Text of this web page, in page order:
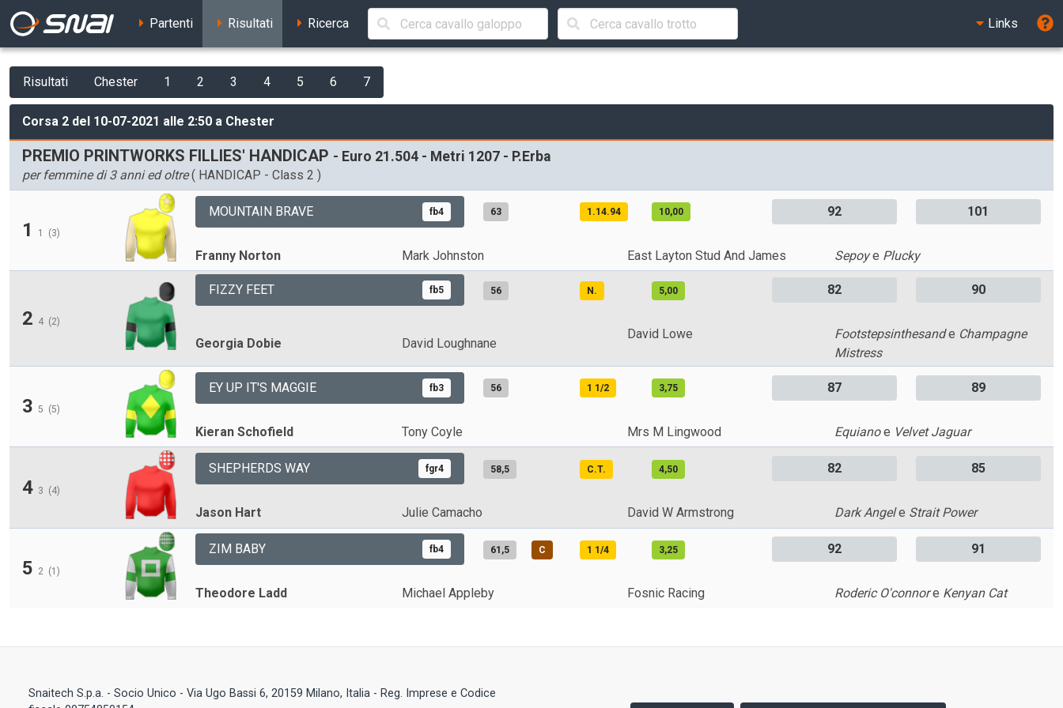
Partenti Risultati Ricerca Links
Risultati Chester 1 2 3 4 5 6 7
Corsa 2 del 10-07-2021 alle 2:50 a Chester
PREMIO PRINTWORKS FILLIES' HANDICAP - Euro 21.504 - Metri 1207 - P.Erba
per femmine di 3 anni ed oltre( HANDICAP - Class 2 )
1 1 (3)
MOUNTAIN BRAVE fb4 63 1.14.94 10,00 92 101
Franny Norton Mark Johnston East Layton Stud And James Sepoye Plucky
2 4 (2)
FIZZY FEET fb5 56 N. 5,00 82 90
Georgia Dobie David Loughnane
David Lowe Footstepsinthesande Champagne
Mistress
3 5 (5)
EY UP IT'S MAGGIE fb3 56 1 1/2 3,75 87 89
Kieran Schofield Tony Coyle Mrs M Lingwood Equianoe Velvet Jaguar
4 3 (4)
SHEPHERDS WAY fgr4 58,5 C.T. 4,50 82 85
Jason Hart Julie Camacho David W Armstrong Dark Angele Strait Power
5 2 (1)
ZIM BABY fb4 61,5 C 1 1/4 3,25 92 91
Theodore Ladd Michael Appleby Fosnic Racing Roderic O'connore Kenyan Cat
Snaitech S.p.a. - Socio Unico - Via Ugo Bassi 6, 20159 Milano, Italia - Reg. Imprese e Codice